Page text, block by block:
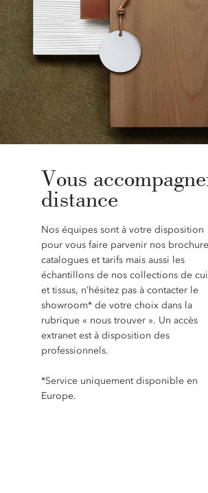
Vous
distance
Nos équipes sont à votre disposition
pour vous faire parvenir nos
catalogues et tarifs mais aussi les
échantillons de nos collections de
et tissus, n’hésitez pas à contacter le
showroom* de votre choix dans la
rubrique « nous trouver ». Un accès
extranet est à disposition des
professionnels.
*Service uniquement disponible en
Europe.